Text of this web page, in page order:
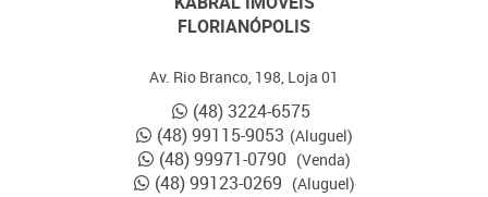
FLORIANÓPOLIS
Av. Rio Branco, 198, Loja 01
(48) 3224-6575
(48) 99115-9053 (Aluguel)
(48) 99971-0790 (Venda)
(48) 99123-0269 (Aluguel)